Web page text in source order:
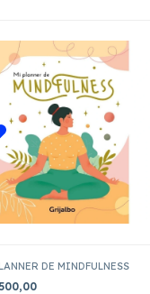
DE MINDFULNESS